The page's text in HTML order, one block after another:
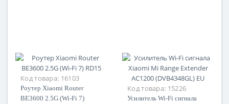
Код товара: 16103
Роутер Xiaomi Router
BE3600 2.5G (Wi-Fi 7)
Код товара: 15226
Усилитель Wi-Fi сигнала